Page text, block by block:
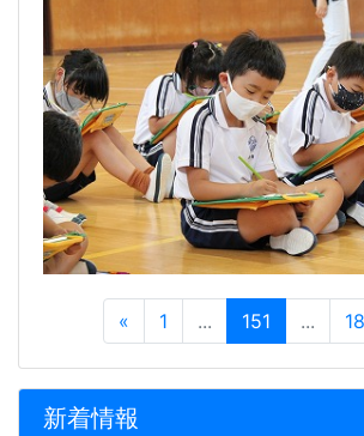
« 1 ... 151 ...
新着情報